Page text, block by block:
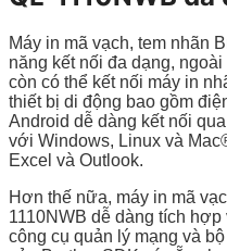
Máy in mã vạch, tem nhãn
năng kết nối đa dạng,
còn có thể kết nối máy in
thiết bị di động bao gồm
Android dễ dàng kết nối
với Windows, Linux và
Excel và Outlook.
Hơn thế nữa, máy in mã
1110NWB dễ dàng tích
công cụ quản lý mạng và